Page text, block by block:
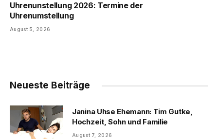
Uhrenunstellung 2026: Termine der
Uhrenumstellung
August 5, 2026
Neueste Beiträge
Janina Uhse Ehemann: Tim Gutke,
Hochzeit, Sohn und Familie
August 7, 2026